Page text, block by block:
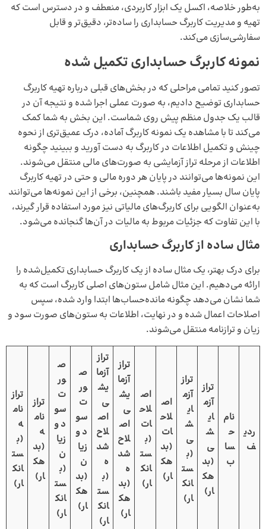
به‌طور خلاصه، اکسل یک ابزار کاربردی، منعطف و در دسترس است که
تهیه و مدیریت کاربرگ حسابداری را ساده‌تر، دقیق‌تر و قابل
سفارشی‌سازی می‌کند.
نمونه کاربرگ حسابداری تکمیل شده
تصور کنید تمامی مراحلی که در بخش‌های قبلی درباره تهیه کاربرگ
حسابداری توضیح دادیم، به صورت عملی اجرا شده و نتیجه آن در
قالب یک جدول منظم پیش روی شماست. این بخش به شما کمک
می‌کند تا با مشاهده یک نمونه کاربرگ آماده، درک عمیق‌تری از نحوه
چینش و تکمیل اطلاعات در کاربرگ به دست آورید و ببینید چگونه
اطلاعات از مرحله تراز آزمایشی به صورت‌های مالی منتقل می‌شوند.
این نمونه‌ها می‌توانند در پایان هر دوره مالی و حتی در تهیه کاربرگ
پایان سال بسیار مفید باشند. همچنین، برخی از این نمونه‌ها می‌توانند
به‌عنوان الگویی برای کاربرگ‌های مالیاتی نیز مورد استفاده قرار گیرند،
با این تفاوت که جزئیات مربوط بهمالیات در آن‌ها گنجانده می‌شود.
مثال ساده از کاربرگ حسابداری
برای درک بهتر، یک مثال ساده از یک کاربرگ حسابداری تکمیل‌شده را
ارائه می‌دهیم. این مثال شامل ستون‌های اصلی کاربرگ است که به
شما نشان می‌دهد چگونه مانده‌حساب‌ها ابتدا وارد شده، سپس
اصلاحات اعمال شده و در نهایت، اطلاعات به ستون‌های صورت سود و
زیان و ترازنامه منتقل می‌شوند.
ردی
ف
نام
ح
سا
ب
تراز
آزم
ای
ش
ی
(بد
هک
ار)
تراز
آزم
ای
ش
ی
(ب
ست
انک
ار)
اص
لاح
ات
(بد
هک
ار)
اص
لاح
ات
(ب
ست
انک
ار)
تراز
آزما
یش
ی
اص
لاح
شد
ه
(بد
هک
ار)
تراز
آزما
یش
ی
اص
لاح
شد
ه
(ب
ست
انک
ار)
ص
ور
ت
سو
د و
زیا
ن
(بد
هک
ار)
ص
ور
ت
سو
د و
زیا
ن
(ب
ست
انک
ار)
تراز
نام
ه
(بد
هک
ار)
تراز
نام
ه
(ب
ست
انک
ار)